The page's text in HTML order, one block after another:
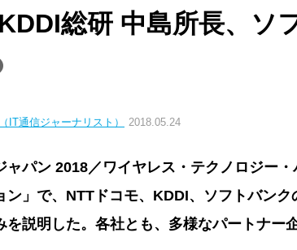
総研 中島所長、ソ
IT通信ジャーナリスト） 2018.05.24
ャパン 2018／ワイヤレス・テクノロジー
ン」で、NTTドコモ、KDDI、ソフトバン
を説明した。各社とも、多様なパートナー